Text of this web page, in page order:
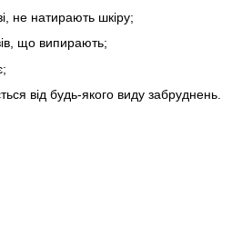
не натирають шкіру;
що випирають;
від будь-якого виду забруднень.